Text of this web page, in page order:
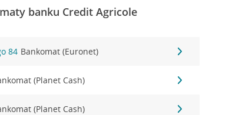
banku Credit Agricole
84 Bankomat (Euronet)
(Planet Cash)
(Planet Cash)